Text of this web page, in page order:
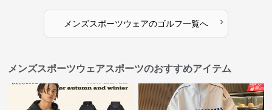
メンズスポーツウェアのゴルフ一覧へ ›
メンズスポーツウェアスポーツのおすすめアイテム